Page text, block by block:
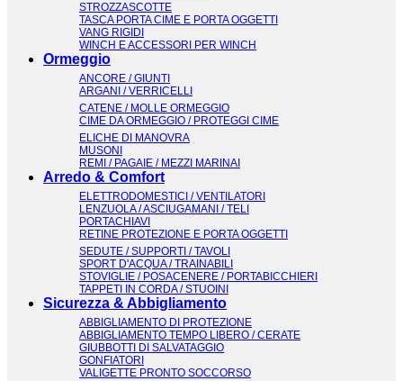
STROZZASCOTTE
TASCA PORTA CIME E PORTA OGGETTI
VANG RIGIDI
WINCH E ACCESSORI PER WINCH
Ormeggio
ANCORE / GIUNTI
ARGANI / VERRICELLI
CATENE / MOLLE ORMEGGIO
CIME DA ORMEGGIO / PROTEGGI CIME
ELICHE DI MANOVRA
MUSONI
REMI / PAGAIE / MEZZI MARINAI
Arredo & Comfort
ELETTRODOMESTICI / VENTILATORI
LENZUOLA / ASCIUGAMANI / TELI
PORTACHIAVI
RETINE PROTEZIONE E PORTA OGGETTI
SEDUTE / SUPPORTI / TAVOLI
SPORT D'ACQUA / TRAINABILI
STOVIGLIE / POSACENERE / PORTABICCHIERI
TAPPETI IN CORDA / STUOINI
Sicurezza & Abbigliamento
ABBIGLIAMENTO DI PROTEZIONE
ABBIGLIAMENTO TEMPO LIBERO / CERATE
GIUBBOTTI DI SALVATAGGIO
GONFIATORI
VALIGETTE PRONTO SOCCORSO